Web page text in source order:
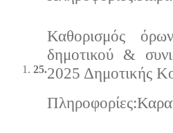
25.
Καθορισμός
δημοτικού &
2025 Δημοτικής